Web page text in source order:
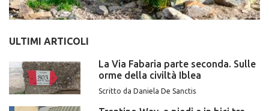
ULTIMI ARTICOLI
La Via Fabaria parte seconda. Sulle
orme della civiltà Iblea
Scritto da Daniela De Sanctis